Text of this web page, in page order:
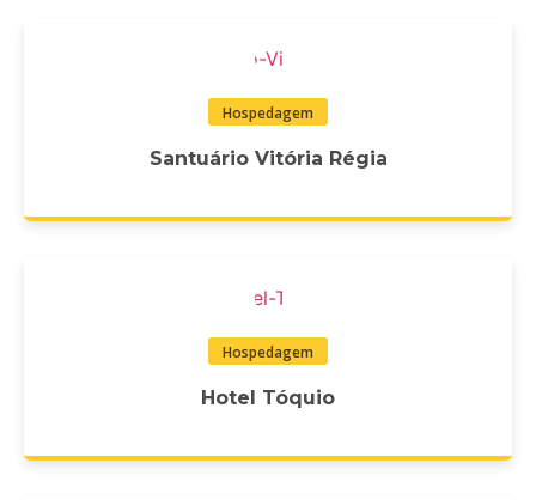
Hospedagem
Santuário Vitória Régia
Hospedagem
Hotel Tóquio